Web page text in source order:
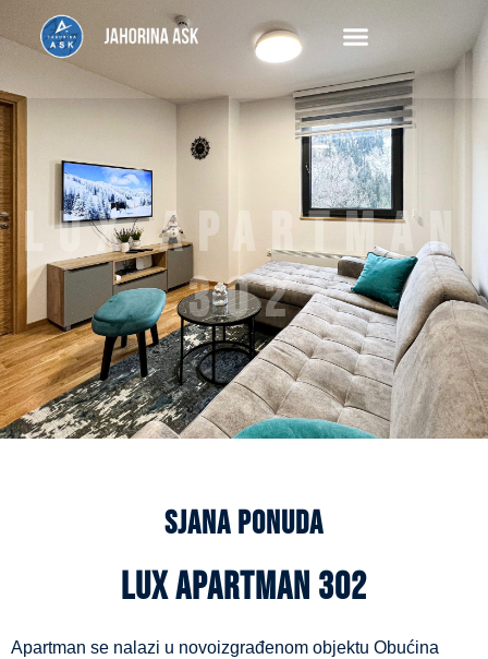
LUX APARTMAN
302
sjana ponuda
lux apartman 302
Apartman se nalazi u novoizgrađenom objektu Obućina